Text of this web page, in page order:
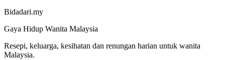
Bidadari.my
Gaya Hidup Wanita Malaysia
Resepi, keluarga, kesihatan dan renungan harian untuk wanita
Malaysia.